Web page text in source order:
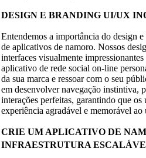
DESIGN E BRANDING UI/UX
Entendemos a importância do design
de aplicativos de namoro. Nossos
interfaces visualmente
aplicativo de rede social on-line
da sua marca e ressoar com o seu
em desenvolver navegação instintiva,
interações perfeitas, garantindo que os
experiência agradável e memorável
CRIE UM APLICATIVO DE
INFRAESTRUTURA